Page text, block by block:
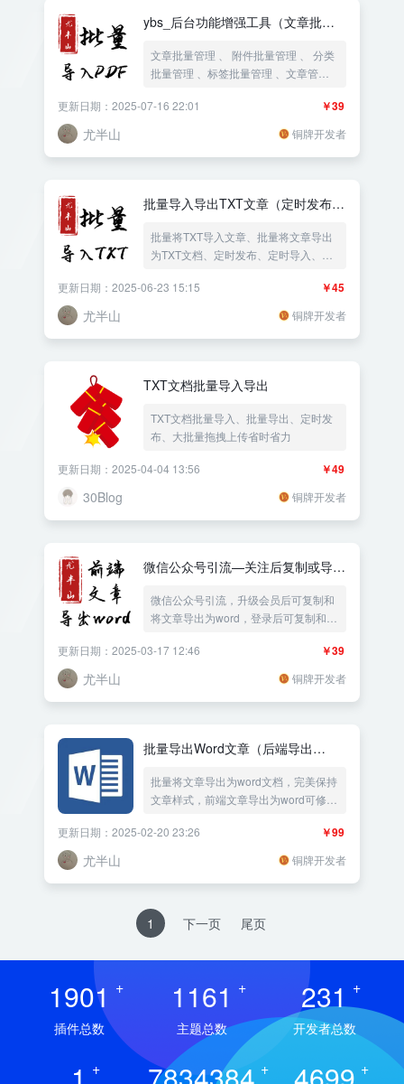
ybs_后台功能增强工具（文章批量
+标签批量管理）
文章批量管理 、 附件批量管理 、 分类
批量管理 、标签批量管理 、文章管
￥39
更新日期：2025-07-16 22:01
尤半山 铜牌开发者
批量导入导出TXT文章（定时发布 +
内容 + 远程图片转本地）
批量将TXT导入文章、批量将文章导出
为TXT文档、定时发布、定时导入、批
容、批量替换文章内容、批量将远程图
片转本地、批量导入txt文章、批量导出
TXT文章、批量导出TXT文档
￥45
更新日期：2025-06-23 15:15
尤半山 铜牌开发者
TXT文档批量导入导出
TXT文档批量导入、批量导出、定时发
布、大批量拖拽上传省时省力
￥49
更新日期：2025-04-04 13:56
30Blog 铜牌开发者
微信公众号引流—关注后复制或导出
微信公众号引流，升级会员后可复制和
将文章导出为word，登录后可复制和将
出为word
￥39
更新日期：2025-03-17 12:46
尤半山 铜牌开发者
批量导出Word文章（后端导出
用户导出word）
批量将文章导出为word文档，完美保持
文章样式，前端文章导出为word可修改
员导出word、 前端注册用户导出
word，配合用户中心插件使用
￥99
更新日期：2025-02-20 23:26
尤半山 铜牌开发者
1 下一页 尾页
1901 +
插件总数
1161 +
主题总数
231 +
开发者总数
+ + +